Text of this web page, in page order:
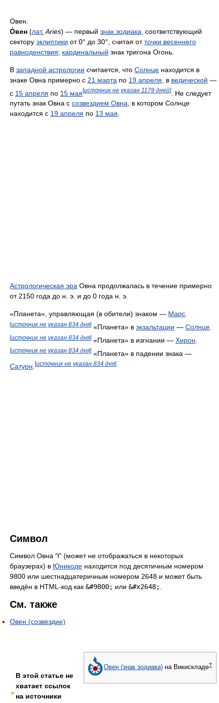
Овен.
О́вен (лат. Aries) — первый знак зодиака , соответствующий
сектору эклиптики от 0° до 30°, считая отточки весеннего
равноденствия; кардинальный знак тригона Огонь.
В западной астрологии считается, что Солнце находится в
знаке Овна примерно с 21 марта по 19 апреля , в ведической —
с 15 апреля по 15 мая [источник не указан 1179 дней]
. Не следует
путать знак Овна с созвездием Овна, в котором Солнце
находится с 19 апреля по 13 мая.
Астрологическая эра Овна продолжалась в течение примерно
от 2150 года до н. э. и до 0 года н. э.
«Планета», управляющая (в обители) знаком — Марс.
[источник не указан 834 дня] «Планета» в экзальтации — Солнце
[источник не указан 834 дня] «Планета» в изгнании — Хирон
[источник не указан 834 дня] «Планета» в падении знака —
Сатурн [источник не указан 834 дня]
Символ
Символ Овна ♈ (может не отображаться в некоторых
браузерах) в Юникоде находится под десятичным номером
9800 или шестнадцатеричным номером 2648 и может быть
введён в HTML-код как &#9800; или &#x2648;
См. также
Овен (созвездие)
Овен (знак зодиака) на Викискладе?
В этой статье не
хватает ссылок
на источники